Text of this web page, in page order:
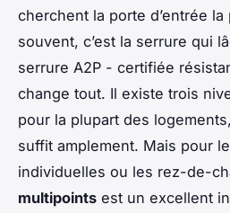
cherchent la porte d’entrée
souvent, c’est la serrure qui
serrure A2P - certifiée
change tout. Il existe trois
pour la plupart des
suffit amplement. Mais pour
individuelles ou les rez-de-
multipoints est un excellent